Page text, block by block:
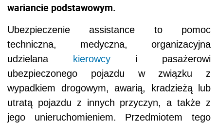
wariancie podstawowym.
Ubezpieczenie assistance to pomoc
techniczna, medyczna, organizacyjna
udzielana kierowcy i pasażerowi
ubezpieczonego pojazdu w związku z
wypadkiem drogowym, awarią, kradzieżą lub
utratą pojazdu z innych przyczyn, a także z
jego unieruchomieniem. Przedmiotem tego